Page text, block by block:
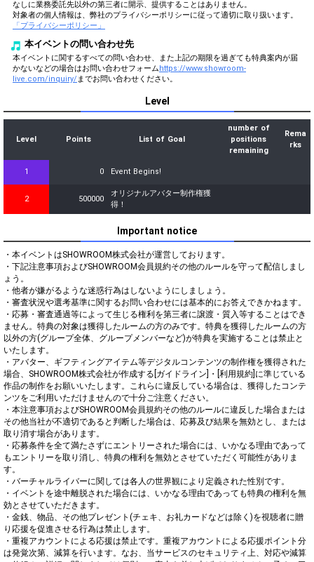
なしに業務委託先以外の第三者に開示、提供することはありません。
対象者の個人情報は、弊社のプライバシーポリシーに従って適切に取り扱います。
「プライバシーポリシー」
本イベントの問い合わせ先
本イベントに関するすべての問い合わせ、また上記の期限を過ぎても特典案内が届
かないなどの場合はお問い合わせフォーム https://www.showroom-
live.com/inquiry/ までお問い合わせください。
Level
Level Points List of Goal
number of
positions
remaining
Rema
rks
1 0 Event Begins!
2 500000
オリジナルアバター制作権獲
得！
Important notice
・本イベントはSHOWROOM株式会社が運営しております。
・下記注意事項およびSHOWROOM会員規約その他のルールを守って配信しまし
ょう。
・他者が嫌がるような迷惑行為はしないようにしましょう。
・審査状況や選考基準に関するお問い合わせには基本的にお答えできかねます。
・応募・審査通過等によって生じる権利を第三者に譲渡・質入等することはでき
ません。特典の対象は獲得したルームの方のみです。特典を獲得したルームの方
以外の方(グループ全体、グループメンバーなど)が特典を実施することは禁止と
いたします。
・アバター、ギフティングアイテム等デジタルコンテンツの制作権を獲得された
場合、SHOWROOM株式会社が作成する[ガイドライン]・[利用規約]に準じている
作品の制作をお願いいたします。これらに違反している場合は、獲得したコンテ
ンツをご利用いただけませんので十分ご注意ください。
・本注意事項およびSHOWROOM会員規約その他のルールに違反した場合または
その他当社が不適切であると判断した場合は、応募及び結果を無効とし、または
取り消す場合があります。
・応募条件を全て満たさずにエントリーされた場合には、いかなる理由であって
もエントリーを取り消し、特典の権利を無効とさせていただく可能性がありま
す。
・バーチャルライバーに関しては各人の世界観により定義された性別です。
・イベントを途中離脱された場合には、いかなる理由であっても特典の権利を無
効とさせていただきます。
・金銭、物品、その他プレゼント(チェキ、お礼カードなどは除く)を視聴者に贈
り応援を促進させる行為は禁止します。
・重複アカウントによる応援は禁止です。重複アカウントによる応援ポイント分
は発覚次第、減算を行います。なお、当サービスのセキュリティ上、対応や減算